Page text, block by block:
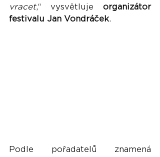
vracet,“ vysvětluje organizátor
festivalu Jan Vondráček.
Podle pořadatelů znamená